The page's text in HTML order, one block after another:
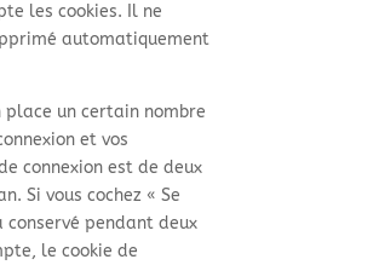
les cookies. Il ne
automatiquement
place un certain nombre
et vos
connexion est de deux
Si vous cochez « Se
conservé pendant deux
le cookie de